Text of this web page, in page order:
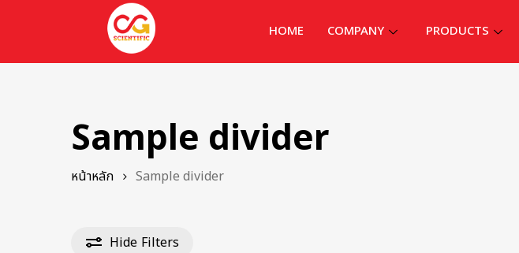
HOME COMPANY PRODUCTS
Sample divider
หน้าหลัก Sample divider
Hide Filters